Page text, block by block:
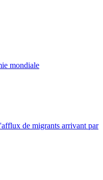
mondiale
de migrants arrivant par